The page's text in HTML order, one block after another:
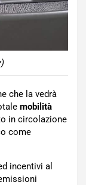
che la vedrà
mobilità
in circolazione
come
incentivi al